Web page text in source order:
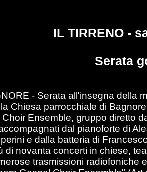
IL TIRRENO -
Serata
- Serata all'insegna della
Chiesa parrocchiale di
Choir Ensemble, gruppo diretto
dal pianoforte di
e dalla batteria di
di novanta concerti in chiese,
trasmissioni radiofoniche